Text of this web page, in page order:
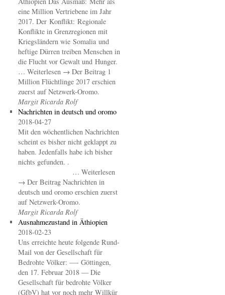
eine Million Vertriebene im Jahr
2017. Der Konflikt: Regionale
Konflikte in Grenzregionen mit
Kriegsländern wie Somalia und
heftige Dürren treiben Menschen in
die Flucht vor Gewalt und Hunger.
… Weiterlesen → Der Beitrag 1
Million Flüchtlinge 2017 erschien
zuerst auf Netzwerk-Oromo.
Margit Ricarda Rolf
Nachrichten in deutsch und oromo
2018-04-27
Mit den wöchentlichen Nachrichten
scheint es bisher nicht geklappt zu
haben. Jedenfalls habe ich bisher
nichts gefunden. .
… Weiterlesen
→ Der Beitrag Nachrichten in
deutsch und oromo erschien zuerst
auf Netzwerk-Oromo.
Margit Ricarda Rolf
Ausnahmezustand in Äthiopien
2018-02-23
Uns erreichte heute folgende Rund-
Mail von der Gesellschaft für
Bedrohte Völker: —- Göttingen,
den 17. Februar 2018 — Die
Gesellschaft für bedrohte Völker
(GfbV) hat vor noch mehr Willkür